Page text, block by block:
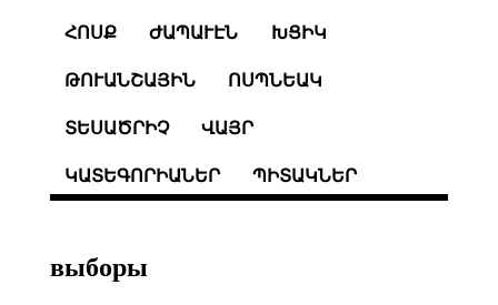
ՀՈՍՔ ԺԱՊԱՒԷՆ ԽՑԻԿ
ԹՈՒԱՆՇԱՅԻՆ ՈՍՊՆԵԱԿ
ՏԵՍԱԾՐԻՉ ՎԱՅՐ
ԿԱՏԵԳՈՐԻԱՆԵՐ ՊԻՏԱԿՆԵՐ
выборы